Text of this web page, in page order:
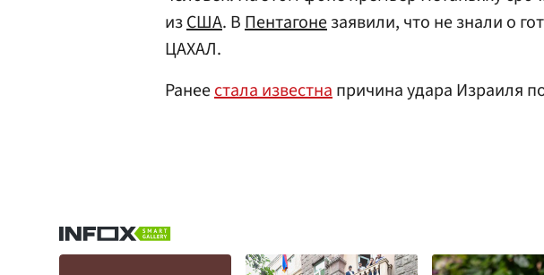
изСША. ВПентагонезаявили, что не знали о
ЦАХАЛ.
Ранеестала известнапричина удара Израиля